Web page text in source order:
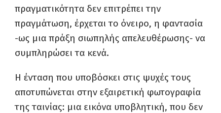
πραγματικότητα δεν επιτρέπει την
πραγμάτωση, έρχεται το όνειρο, η φαντασία
-ως μια πράξη σιωπηλής απελευθέρωσης- να
συμπληρώσει τα κενά.
Η ένταση που υποβόσκει στις ψυχές τους
αποτυπώνεται στην εξαιρετική φωτογραφία
της ταινίας: μια εικόνα υποβλητική, που δεν